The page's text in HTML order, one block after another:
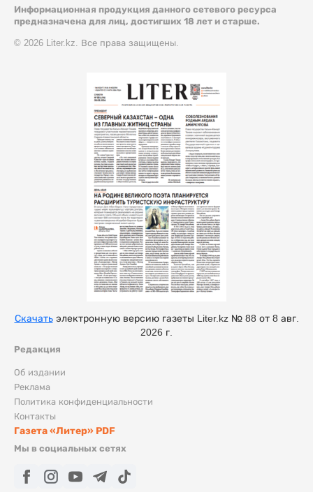
Информационная продукция данного сетевого ресурса
предназначена для лиц, достигших 18 лет и старше.
© 2026 Liter.kz. Все права защищены.
Редакция
Об издании
Реклама
Политика конфиденциальности
Контакты
Газета «Литер» PDF
Мы в социальных сетях
Скачатьэлектронную версию газеты Liter.kz № 88 от 8 авг.
2026 г.